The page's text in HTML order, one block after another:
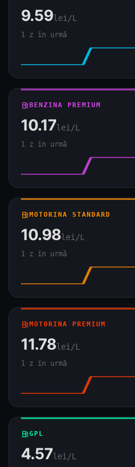
9.59lei/L
1 z în urmă
local_gas_stationBENZINA PREMIUM
10.17lei/L
1 z în urmă
local_gas_stationMOTORINA STANDARD
10.98lei/L
1 z în urmă
local_gas_stationMOTORINA PREMIUM
11.78lei/L
1 z în urmă
local_gas_stationGPL
4.57lei/L